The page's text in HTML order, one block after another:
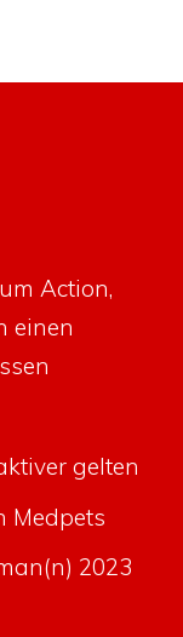
Action,
einen
gelten
Medpets
2023